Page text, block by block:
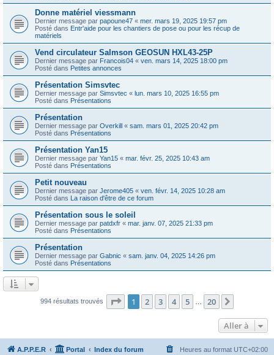
Donne matériel viessmann
Dernier message par papoune47 « mer. mars 19, 2025 19:57 pm
Posté dans Entr'aide pour les chantiers de pose ou pour les récup de
matériels
Vend circulateur Salmson GEOSUN HXL43-25P
Dernier message par Francois04 « ven. mars 14, 2025 18:00 pm
Posté dans Petites annonces
Présentation Simsvtec
Dernier message par Simsvtec « lun. mars 10, 2025 16:55 pm
Posté dans Présentations
Présentation
Dernier message par Overkill « sam. mars 01, 2025 20:42 pm
Posté dans Présentations
Présentation Yan15
Dernier message par Yan15 « mar. févr. 25, 2025 10:43 am
Posté dans Présentations
Petit nouveau
Dernier message par Jerome405 « ven. févr. 14, 2025 10:28 am
Posté dans La raison d'être de ce forum
Présentation sous le soleil
Dernier message par patdxfr « mar. janv. 07, 2025 21:33 pm
Posté dans Présentations
Présentation
Dernier message par Gabnic « sam. janv. 04, 2025 14:26 pm
Posté dans Présentations
994 résultats trouvés Page 1sur20
1 2 3 4 5 20
Aller à
A.P.P.E.R Portal Index du forum Heures au format UTC+02:00